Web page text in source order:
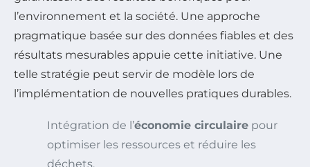
l’environnement et la société. Une approche
pragmatique basée sur des données fiables et des
résultats mesurables appuie cette initiative. Une
telle stratégie peut servir de modèle lors de
l’implémentation de nouvelles pratiques durables.
Intégration de l’économie circulaire pour
optimiser les ressources et réduire les
déchets.